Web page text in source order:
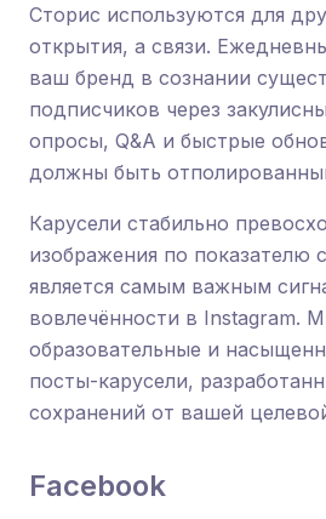
Сторис используются для
открытия, а связи.
ваш бренд в сознании
подписчиков через
опросы, Q&A и быстрые
должны быть
Карусели стабильно
изображения по показателю
является самым важным
вовлечённости в Instagram.
образовательные и
посты-карусели,
сохранений от вашей
Facebook